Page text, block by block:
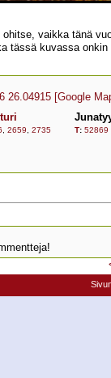
vaikka tänä
tässä kuvassa
26.04915 [Google
2659 2735 T: 52869